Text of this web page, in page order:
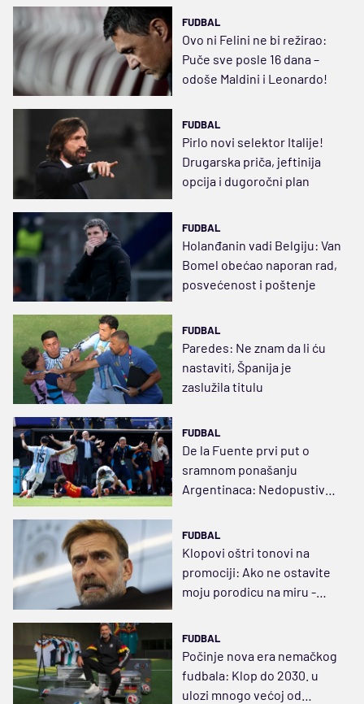
FUDBAL
Ovo ni Felini ne bi režirao:
Puče sve posle 16 dana –
odoše Maldini i Leonardo!
FUDBAL
Pirlo novi selektor Italije!
Drugarska priča, jeftinija
opcija i dugoročni plan
FUDBAL
Holanđanin vadi Belgiju: Van
Bomel obećao naporan rad,
posvećenost i poštenje
FUDBAL
Paredes: Ne znam da li ću
nastaviti, Španija je
zaslužila titulu
FUDBAL
De la Fuente prvi put o
sramnom ponašanju
Argentinaca: Nedopustivo i
FUDBAL
Klopovi oštri tonovi na
promociji: Ako ne ostavite
moju porodicu na miru -
FUDBAL
Počinje nova era nemačkog
fudbala: Klop do 2030. u
ulozi mnogo većoj od